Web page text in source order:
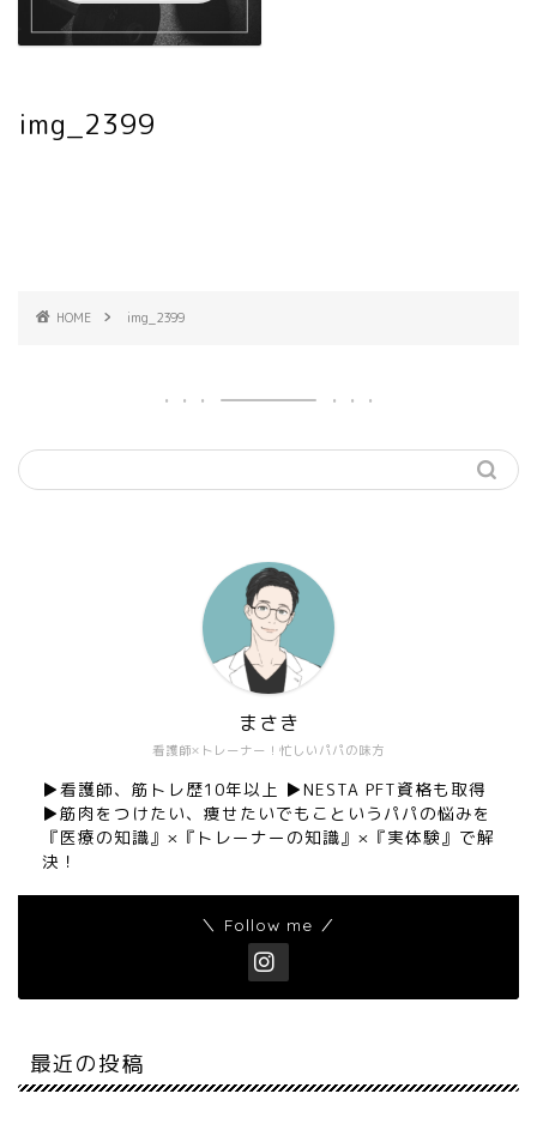
img_2399
HOME img_2399
看護師×トレーナー！忙しいパパの味方
まさき
▶︎看護師、筋トレ歴10年以上 ▶︎NESTA PFT資格も取得
▶︎筋肉をつけたい、痩せたいでもこというパパの悩みを
『医療の知識』×『トレーナーの知識』×『実体験』で解
決！
＼ Follow me ／
最近の投稿